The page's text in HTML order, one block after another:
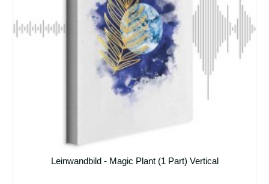
Leinwandbild - Magic Plant (1 Part) Vertical